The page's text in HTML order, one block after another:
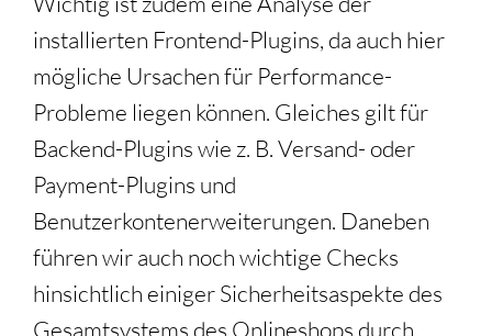
installierten Frontend-Plugins, da auch hier
mögliche Ursachen für Performance-
Probleme liegen können. Gleiches gilt für
Backend-Plugins wie z. B. Versand- oder
Payment-Plugins und
Benutzerkontenerweiterungen. Daneben
führen wir auch noch wichtige Checks
hinsichtlich einiger Sicherheitsaspekte des
Gesamtsystems des Onlineshops durch.